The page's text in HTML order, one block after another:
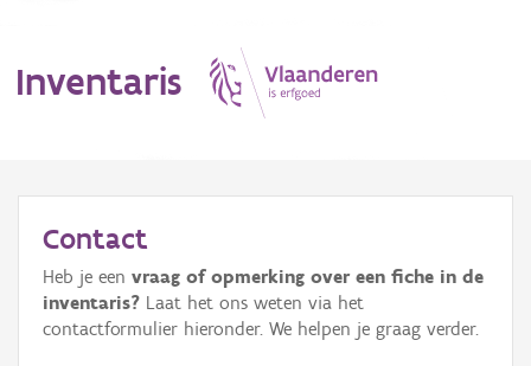
Inventaris
Erfgoedobject
Aanduidingsobject
Contact
Heb je een vraag of opmerking over een fiche in de
inventaris? Laat het ons weten via het
contactformulier hieronder. We helpen je graag verder.